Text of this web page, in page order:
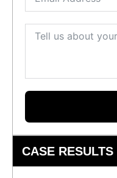
CASE RESULTS